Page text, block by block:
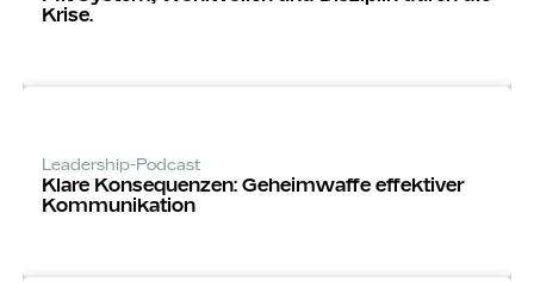
Krise.
Leadership-Podcast
Klare Konsequenzen: Geheimwaffe effektiver
Kommunikation